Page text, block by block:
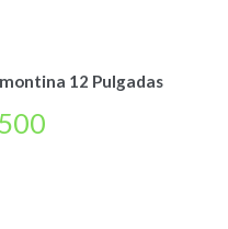
12 Pulgadas